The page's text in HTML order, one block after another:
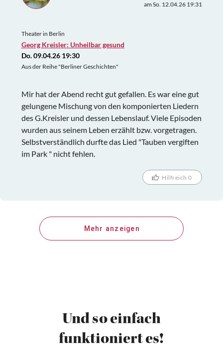
am So. 12.04.26 19:31
Theater in Berlin
Georg Kreisler: Unheilbar gesund
Do. 09.04.26 19:30
Aus der Reihe "Berliner Geschichten"
Mir hat der Abend recht gut gefallen. Es war eine gut
gelungene Mischung von den komponierten Liedern
des G.Kreisler und dessen Lebenslauf. Viele Episoden
wurden aus seinem Leben erzählt bzw. vorgetragen.
Selbstverständlich durfte das Lied "Tauben vergiften
im Park " nicht fehlen.
Hilfreich 0
Mehr anzeigen
Und so einfach
funktioniert es!